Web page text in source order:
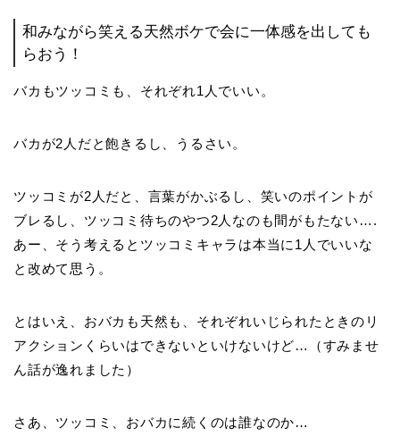
和みながら笑える天然ボケで会に一体感を出しても
らおう！
バカもツッコミも、それぞれ1人でいい。
バカが2人だと飽きるし、うるさい。
ツッコミが2人だと、言葉がかぶるし、笑いのポイントが
ブレるし、ツッコミ待ちのやつ2人なのも間がもたない….
あー、そう考えるとツッコミキャラは本当に1人でいいな
と改めて思う。
とはいえ、おバカも天然も、それぞれいじられたときのリ
アクションくらいはできないといけないけど…（すみませ
ん話が逸れました）
さあ、ツッコミ、おバカに続くのは誰なのか…